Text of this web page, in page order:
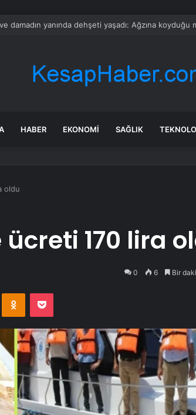
Eski Ticari Araçların Değiştirilmesi İçin
HABER EKONOMI SAĞLIK
oldu
170 lira
0 6 Bir
Odnoklassniki
Pocket